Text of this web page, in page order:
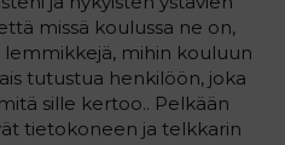
missä koulussa ne on,
mihin kouluun
tutustua henkilöön, joka
sille kertoo.. Pelkään
tietokoneen ja telkkarin